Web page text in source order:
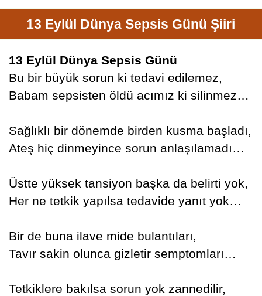
13 Eylül Dünya Sepsis Günü Şiiri
13 Eylül Dünya Sepsis Günü
Bu bir büyük sorun ki tedavi edilemez,
Babam sepsisten öldü acımız ki silinmez…
Sağlıklı bir dönemde birden kusma başladı,
Ateş hiç dinmeyince sorun anlaşılamadı…
Üstte yüksek tansiyon başka da belirti yok,
Her ne tetkik yapılsa tedavide yanıt yok…
Bir de buna ilave mide bulantıları,
Tavır sakin olunca gizletir semptomları…
Tetkiklere bakılsa sorun yok zannedilir,